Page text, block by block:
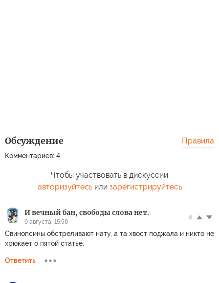
Обсуждение
Комментариев: 4
Правила
Чтобы участвовать в дискуссии
авторизуйтесьили зарегистрируйтесь
И вечный бан, свободы слова нет.
9 августа, 15:58
4
Свинопсины обстреливают нату, а та хвост поджала и никто не
хрюкает о пятой статье.
Ответить